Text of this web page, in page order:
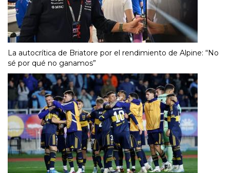
La autocrítica de Briatore por el rendimiento de Alpine: “No
sé por qué no ganamos”